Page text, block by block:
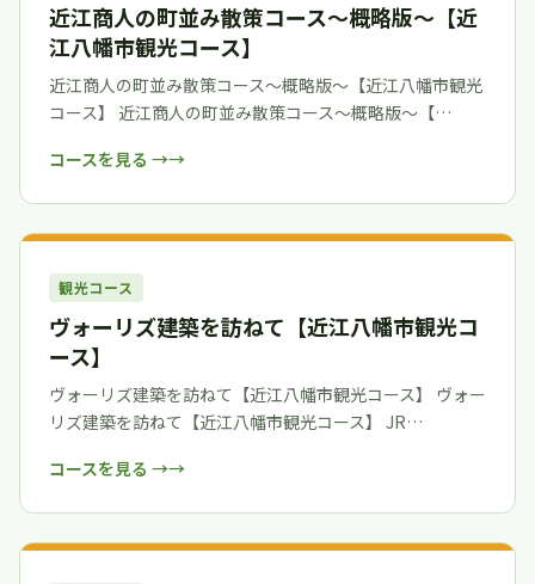
近江商人の町並み散策コース～概略版～【近
江八幡市観光コース】
近江商人の町並み散策コース～概略版～【近江八幡市観光
コース】 近江商人の町並み散策コース～概略版～【…
コースを見る →
観光コース
ヴォーリズ建築を訪ねて【近江八幡市観光コ
ース】
ヴォーリズ建築を訪ねて【近江八幡市観光コース】 ヴォー
リズ建築を訪ねて【近江八幡市観光コース】 JR…
コースを見る →